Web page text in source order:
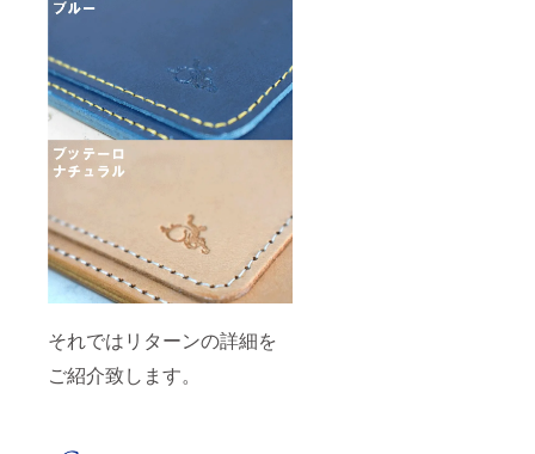
それではリターンの詳細を
ご紹介致します。